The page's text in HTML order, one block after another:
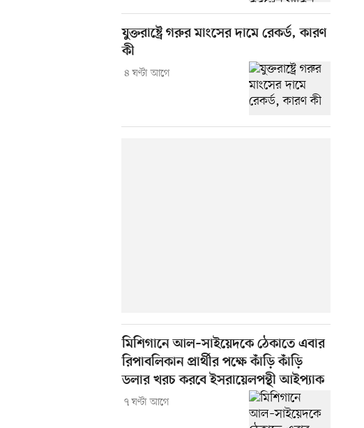
যুক্তরাষ্ট্রে গরুর মাংসের দামে রেকর্ড, কারণ
কী
৪ ঘণ্টা আগে
মিশিগানে আল–সাইয়েদকে ঠেকাতে এবার
রিপাবলিকান প্রার্থীর পক্ষে কাঁড়ি কাঁড়ি
ডলার খরচ করবে ইসরায়েলপন্থী আইপ্যাক
৭ ঘণ্টা আগে